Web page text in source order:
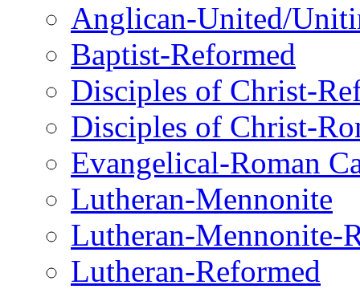
Anglican-United/
Baptist-Reformed
Disciples of Christ-
Disciples of Christ-
Evangelical-Roman
Lutheran-Mennonite
Lutheran-Mennonite-
Lutheran-Reformed